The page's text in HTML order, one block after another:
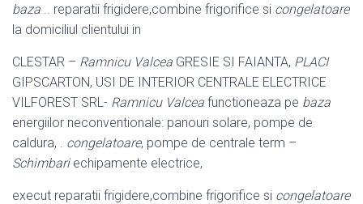
baza .. reparatii frigidere,combine frigorifice si congelatoare
la domiciliul clientului in
CLESTAR – Ramnicu Valcea GRESIE SI FAIANTA, PLACI
GIPSCARTON, USI DE INTERIOR CENTRALE ELECTRICE
VILFOREST SRL- Ramnicu Valcea functioneaza pe baza
energiilor neconventionale: panouri solare, pompe de
caldura, . congelatoare, pompe de centrale term –
Schimbariechipamente electrice,
execut reparatii frigidere,combine frigorifice si congelatoare